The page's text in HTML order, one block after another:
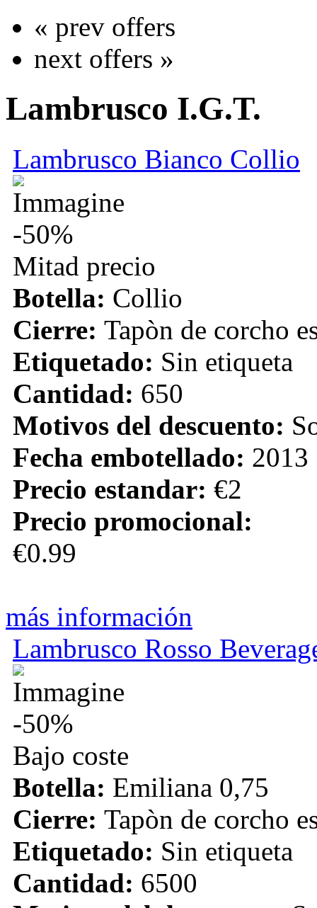
« prev offers
next offers »
Lambrusco I.G.T.
Lambrusco Bianco Collio
-50%
Mitad precio
Botella: Collio
Cierre: Tapòn de corcho
Etiquetado: Sin etiqueta
Cantidad: 650
Motivos del descuento:
Fecha embotellado: 2013
Precio estandar: €2
Precio promocional:
€0.99
más información
Lambrusco Rosso
-50%
Bajo coste
Botella: Emiliana 0,75
Cierre: Tapòn de corcho
Etiquetado: Sin etiqueta
Cantidad: 6500